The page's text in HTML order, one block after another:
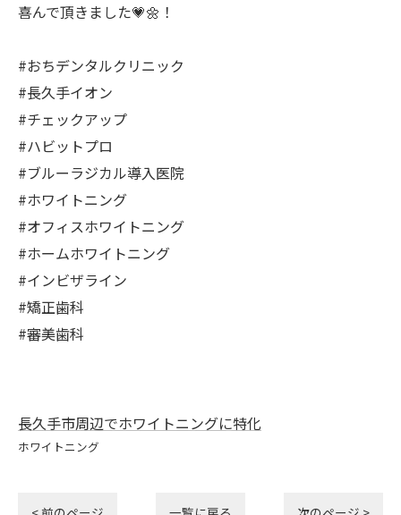
喜んで頂きました💗🌼！
#おちデンタルクリニック
#長久手イオン
#チェックアップ
#ハビットプロ
#ブルーラジカル導入医院
#ホワイトニング
#オフィスホワイトニング
#ホームホワイトニング
#インビザライン
#矯正歯科
#審美歯科
長久手市周辺でホワイトニングに特化
ホワイトニング